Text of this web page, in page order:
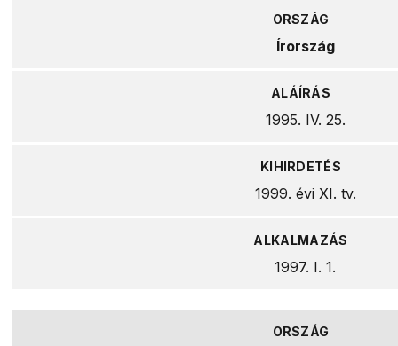
Írország
1995. IV. 25.
1999. évi XI. tv.
1997. I. 1.